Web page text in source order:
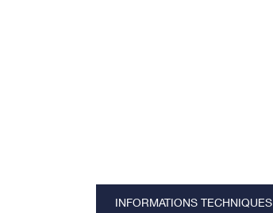
INFORMATIONS TECHNIQUES